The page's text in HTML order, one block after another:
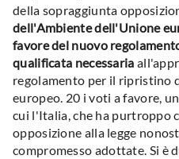
della sopraggiunta
dell'Ambiente dell'Unione
favore del nuovo
qualificata necessaria
regolamento per il ripristino
europeo. 20 i voti a favore,
cui l'Italia, che ha purtroppo
opposizione alla legge
compromesso adottate. Si è